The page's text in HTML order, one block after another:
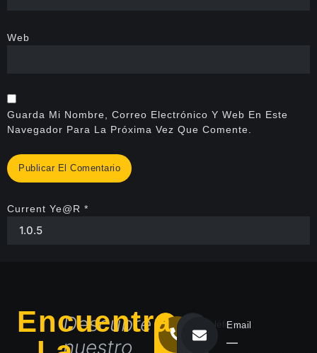
Web
Guarda Mi Nombre, Correo Electrónico Y Web En Este
Navegador Para La Próxima Vez Que Comente.
Current Ye@r *
Encuentra
Descubre
nuestro
Teléfono
―
Email
―